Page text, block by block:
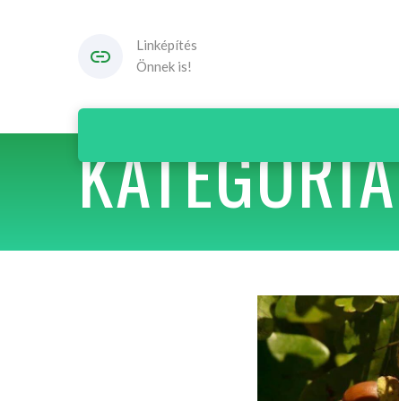
Linképítés
Önnek is!